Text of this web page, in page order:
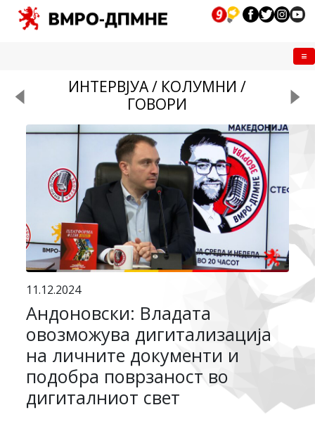
ИНТЕРВЈУА / КОЛУМНИ /
ГОВОРИ
11.12.2024
Андоновски: Владата
овозможува дигитализација
на личните документи и
подобра поврзаност во
дигиталниот свет